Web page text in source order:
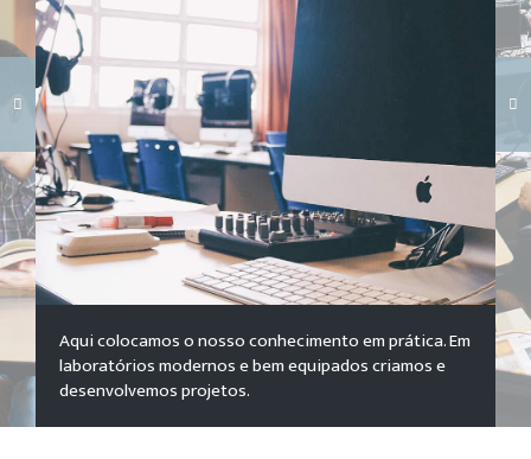
Carregando galeria...
Aqui colocamos o nosso conhecimento em prática. Em
laboratórios modernos e bem equipados criamos e
desenvolvemos projetos.